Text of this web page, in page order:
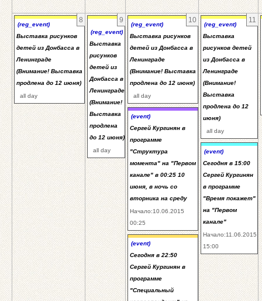
8
(reg_event)
Выставка рисунков
детей из Донбасса в
Ленинграде
(Внимание! Выставка
продлена до 12 июня)
all day
9
(reg_event)
Выставка
рисунков
детей из
Донбасса в
Ленинграде
(Внимание!
Выставка
продлена
до 12 июня)
all day
10
(reg_event)
Выставка рисунков
детей из Донбасса в
Ленинграде
(Внимание! Выставка
продлена до 12 июня)
all day
(event)
Сергей Кургинян в
программе
"Структура
момента" на "Первом
канале" в 00:25 10
июня, в ночь со
вторника на среду
Начало:10.06.2015
00:25
(event)
Сегодня в 22:50
Сергей Кургинян в
программе
"Специальный
11
(reg_event)
Выставка
рисунков детей
из Донбасса в
Ленинграде
(Внимание!
Выставка
продлена до 12
июня)
all day
(event)
Сегодня в 15:00
Сергей Кургинян
в программе
"Время покажет"
на "Первом
канале"
Начало:11.06.2015
15:00